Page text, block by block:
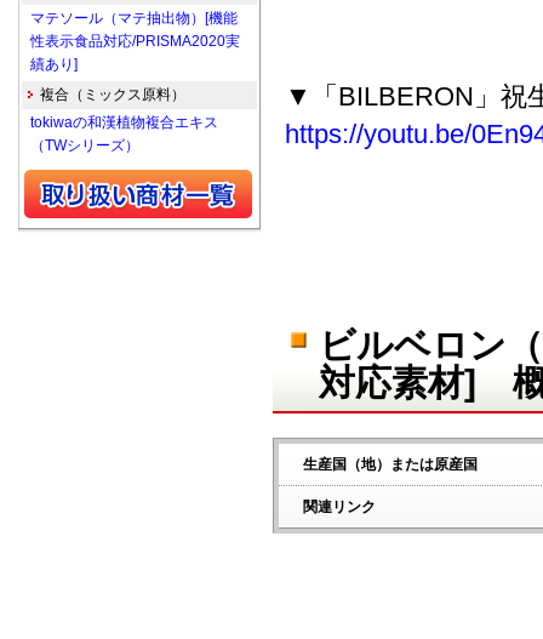
▼「BILBERON」祝
https://youtu.be/
ビルベロン
対応素材]
生産国（地）または原産国
関連リンク
マテソール（マテ抽出物）[機能
性表示食品対応/PRISMA2020実
績あり]
複合（ミックス原料）
tokiwaの和漢植物複合エキス
（TWシリーズ）